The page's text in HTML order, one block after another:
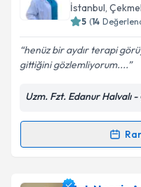
İstanbul,
5 (14
henüz bir aydır terapi
gittiğini gözlemliyorum....
Uzm. Fzt. Edanur Halvalı
Randevu